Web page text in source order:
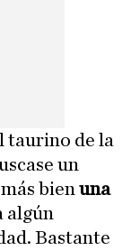
taurino de la
un
bien una
algún
Bastante